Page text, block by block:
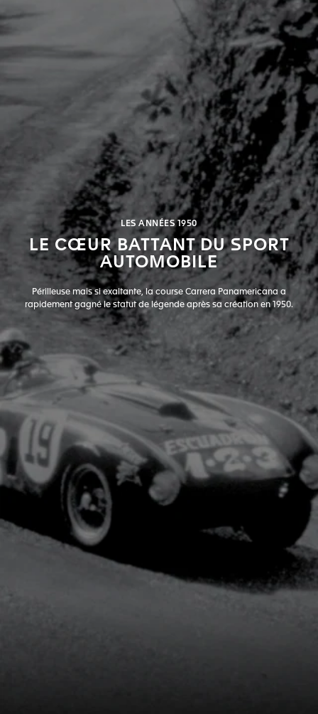
LES ANNÉES 1950
LE CŒUR BATTANT DU SPORT
AUTOMOBILE
Périlleuse mais si exaltante, la course Carrera Panamericana a
rapidement gagné le statut de légende après sa création en 1950.